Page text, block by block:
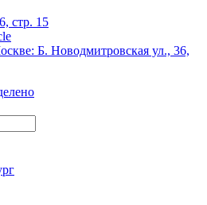
стр. 15
Б. Новодмитровская ул., 36,